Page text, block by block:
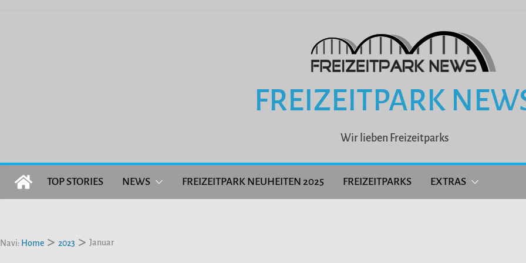
FREIZEITPARK
Wir lieben Freizeitparks
TOP STORIES NEWS FREIZEITPARK NEUHEITEN 2025 FREIZEITPARKS EXTRAS
Navi: Home 2023 Januar